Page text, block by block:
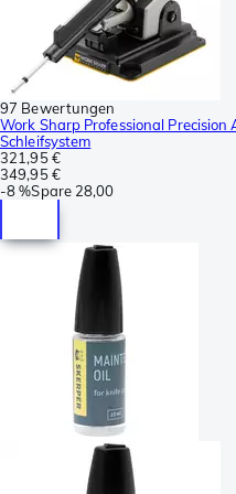
97 Bewertungen
Work Sharp Professional Precision
Schleifsystem
321,95 €
349,95 €
-8 %Spare 28,00